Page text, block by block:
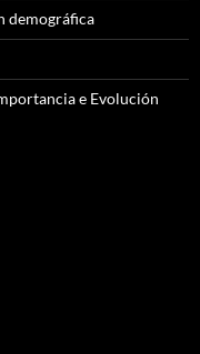
demográfica
e Evolución